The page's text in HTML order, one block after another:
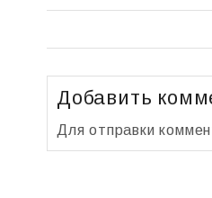
Добавить
Для отправки